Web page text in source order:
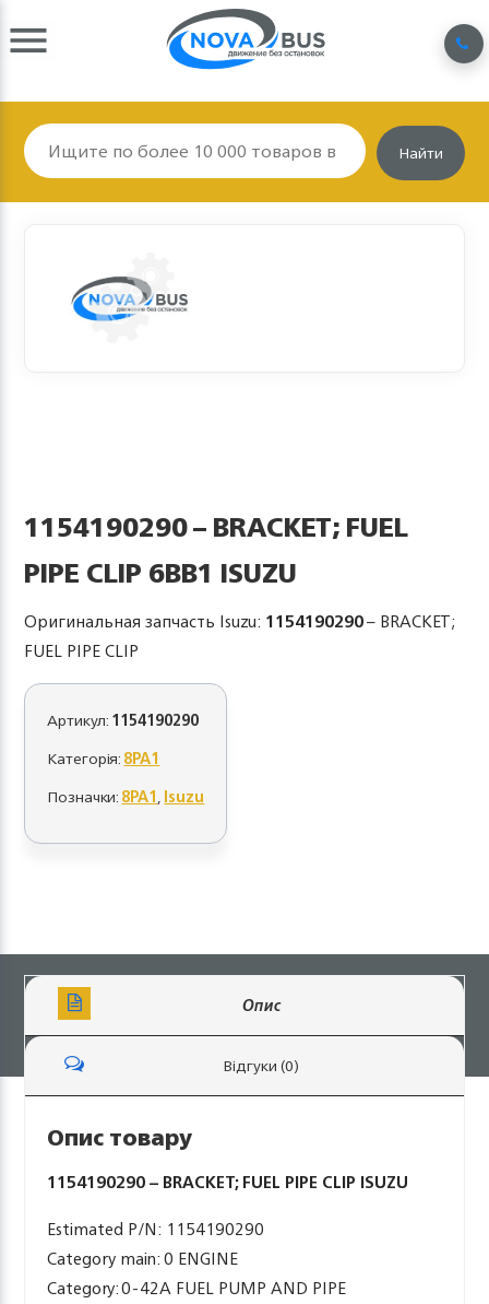
Найти
1154190290 – BRACKET; FUEL
PIPE CLIP 6BB1 ISUZU
Оригинальная запчасть Isuzu: 1154190290– BRACKET;
FUEL PIPE CLIP
Артикул:1154190290
Категорія:8PA1
Позначки:8PA1,Isuzu
Опис
Відгуки (0)
Опис товару
1154190290 – BRACKET; FUEL PIPE CLIP ISUZU
Estimated P/N: 1154190290
Category main: 0 ENGINE
Category: 0-42A FUEL PUMP AND PIPE